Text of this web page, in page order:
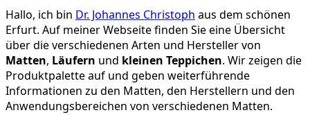
Hallo, ich bin Dr. Johannes Christoph aus dem schönen
Erfurt. Auf meiner Webseite finden Sie eine Übersicht
über die verschiedenen Arten und Hersteller von
Matten, Läufern und kleinen Teppichen. Wir zeigen die
Produktpalette auf und geben weiterführende
Informationen zu den Matten, den Herstellern und den
Anwendungsbereichen von verschiedenen Matten.